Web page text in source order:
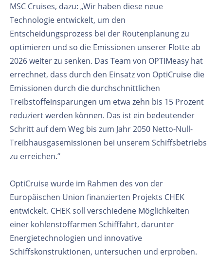
MSC Cruises, dazu: „Wir haben diese neue
Technologie entwickelt, um den
Entscheidungsprozess bei der Routenplanung zu
optimieren und so die Emissionen unserer Flotte ab
2026 weiter zu senken. Das Team von OPTIMeasy hat
errechnet, dass durch den Einsatz von OptiCruise die
Emissionen durch die durchschnittlichen
Treibstoffeinsparungen um etwa zehn bis 15 Prozent
reduziert werden können. Das ist ein bedeutender
Schritt auf dem Weg bis zum Jahr 2050 Netto-Null-
Treibhausgasemissionen bei unserem Schiffsbetriebs
zu erreichen.“
OptiCruise wurde im Rahmen des von der
Europäischen Union finanzierten Projekts CHEK
entwickelt. CHEK soll verschiedene Möglichkeiten
einer kohlenstoffarmen Schifffahrt, darunter
Energietechnologien und innovative
Schiffskonstruktionen, untersuchen und erproben.